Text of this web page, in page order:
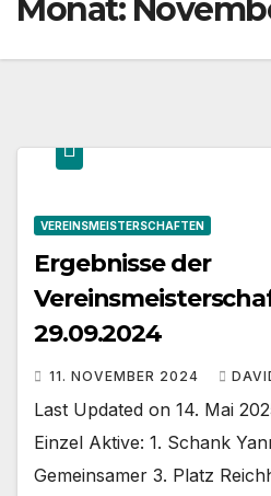
Monat:
VEREINSMEISTERSCHAFTEN
Ergebnisse der
29.09.2024
11. NOVEMBER 2024
Last Updated on 14. Mai
Einzel Aktive: 1. Schank
Gemeinsamer 3. Platz